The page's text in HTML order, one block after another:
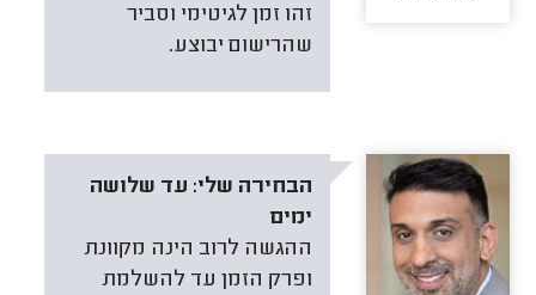
זהו זמן לגיטימי וסביר
שהרישום יבוצע.
הבחירה שלי: עד שלושה
ימים
ההגשה לרוב הינה מקוונת
ופרק הזמן עד להשלמת